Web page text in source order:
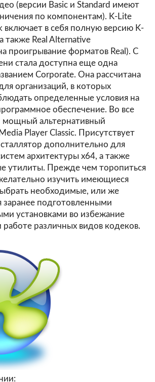
(версии Basic и Standard имеют
по компонентам). K-Lite
включает в себя полную версию K-
также Real Alternative
проигрывание форматов Real). С
стала доступна еще одна
Corporate. Она рассчитана
организаций, в которых
определенные условия на
обеспечение. Во все
мощный альтернативный
Player Classic. Присутствует
дополнительно для
архитектуры х64, а также
утилиты. Прежде чем торопиться
изучить имеющиеся
необходимые, или же
заранее подготовленными
установками во избежание
различных видов кодеков.